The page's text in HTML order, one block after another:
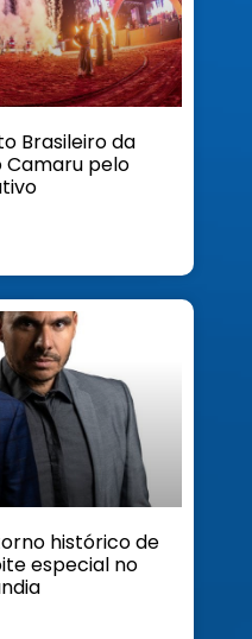
Brasileiro da
Camaru pelo
histórico de
especial no